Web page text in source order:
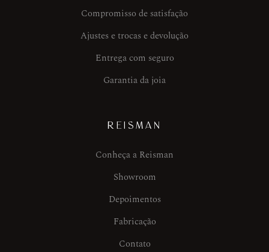
Compromisso de satisfação
Ajustes e trocas e devolução
Entrega com seguro
Garantia da joia
REISMAN
Conheça a Reisman
Showroom
Depoimentos
Fabricação
Contato